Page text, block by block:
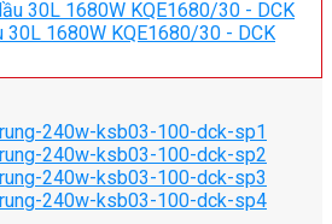
30L 1680W KQE1680/30 - DCK